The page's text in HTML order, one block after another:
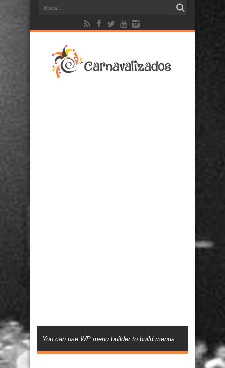
You can use WP menu builder to build menus